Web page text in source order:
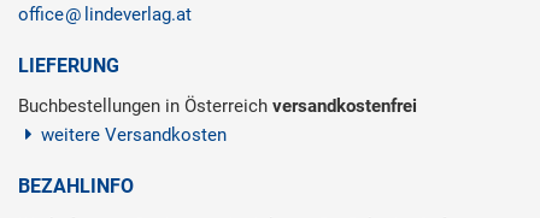
office
lindeverlag.at
LIEFERUNG
Buchbestellungen in Österreich versandkostenfrei
weitere Versandkosten
BEZAHLINFO